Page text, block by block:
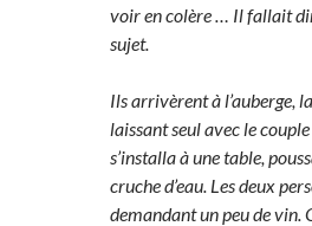
voir en colère … Il fallait
sujet.
Ils arrivèrent à l’auberge,
laissant seul avec le
s’installa à une table,
cruche d’eau. Les deux
demandant un peu de vin.